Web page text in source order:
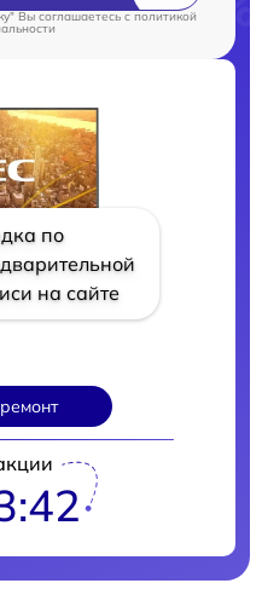
Вы соглашаетесь cполитикой
по
на сайте